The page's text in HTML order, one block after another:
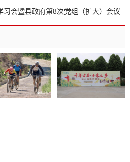
会暨县政府第8次党组（扩大）会议